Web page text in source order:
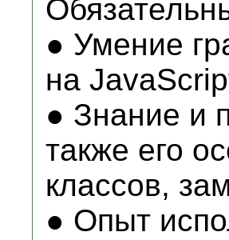
● Умение
на
● Знание и
также его
классов,
● Опыт